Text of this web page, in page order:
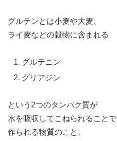
グルテンとは小麦や大麦、
ライ麦などの穀物に含まれる
グルテニン
グリアジン
という2つのタンパク質が
水を吸収してこねられることで
作られる物質のこと。